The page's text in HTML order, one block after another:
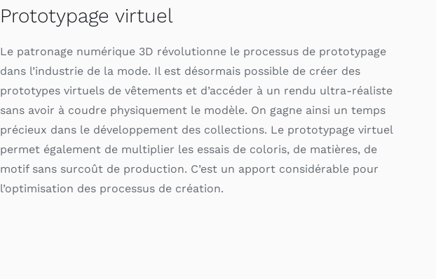
Prototypage virtuel
Le patronage numérique 3D révolutionne le processus de prototypage
dans l’industrie de la mode. Il est désormais possible de créer des
prototypes virtuels de vêtements et d’accéder à un rendu ultra-réaliste
sans avoir à coudre physiquement le modèle. On gagne ainsi un temps
précieux dans le développement des collections. Le prototypage virtuel
permet également de multiplier les essais de coloris, de matières, de
motif sans surcoût de production. C’est un apport considérable pour
l’optimisation des processus de création.